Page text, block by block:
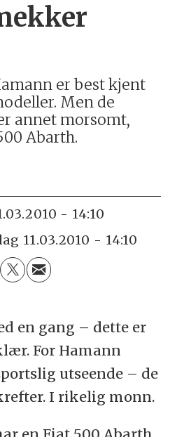
er best kjent
Men de
annet morsomt,
Abarth.
- 14:10
11.03.2010 - 14:10
en gang – dette er
For Hamann
utseende – de
I rikelig monn.